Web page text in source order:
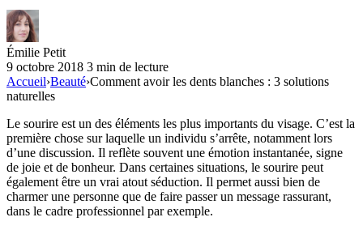
Émilie Petit
9 octobre 2018 3 min de lecture
Accueil›Beauté›Comment avoir les dents blanches : 3 solutions
naturelles
Le sourire est un des éléments les plus importants du visage. C’est la
première chose sur laquelle un individu s’arrête, notamment lors
d’une discussion. Il reflète souvent une émotion instantanée, signe
de joie et de bonheur. Dans certaines situations, le sourire peut
également être un vrai atout séduction. Il permet aussi bien de
charmer une personne que de faire passer un message rassurant,
dans le cadre professionnel par exemple.